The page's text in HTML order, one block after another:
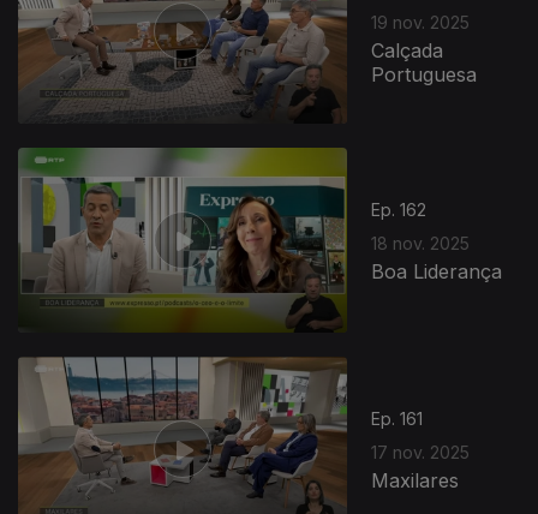
19 nov. 2025
Calçada
Portuguesa
Ep. 162
18 nov. 2025
Boa Liderança
Ep. 161
17 nov. 2025
Maxilares